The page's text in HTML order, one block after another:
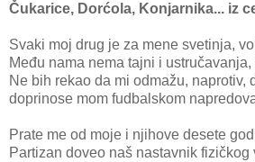
Čukarice, Dorćola, Konjarnika... iz
Svaki moj drug je za mene svetinja,
Među nama nema tajni i
Ne bih rekao da mi odmažu, naprotiv,
doprinose mom fudbalskom
Prate me od moje i njihove desete
Partizan doveo naš nastavnik fizičkog